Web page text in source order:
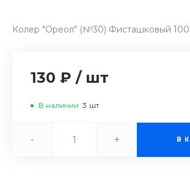
Колер "Ореол" (№30) Фисташковый 100
130 ₽ / шт
В наличии 3 шт
- + В